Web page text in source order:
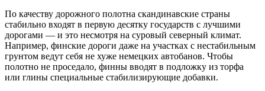
По качеству дорожного полотна скандинавские страны
стабильно входят в первую десятку государств с лучшими
дорогами — и это несмотря на суровый северный климат.
Например, финские дороги даже на участках с нестабильным
грунтом ведут себя не хуже немецких автобанов. Чтобы
полотно не проседало, финны вводят в подложку из торфа
или глины специальные стабилизирующие добавки.